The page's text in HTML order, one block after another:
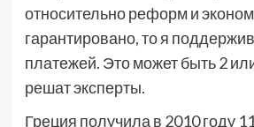
относительно реформ и
гарантировано, то я
платежей. Это может быть 2
решат эксперты.
Греция получила в 2010 году